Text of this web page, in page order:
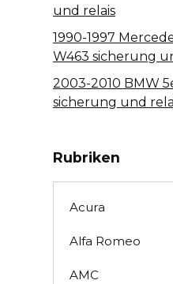
und relais
1990-1997
W463 sicherung
2003-2010 BMW
sicherung und
Rubriken
Acura
Alfa Romeo
AMC